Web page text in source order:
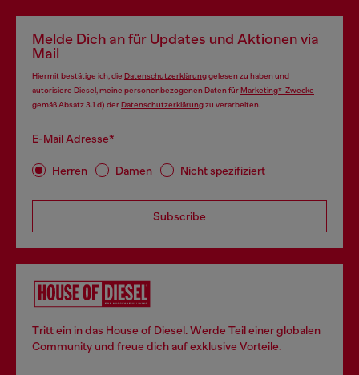
Melde Dich an für Updates und Aktionen via
Mail
Hiermit bestätige ich, die Datenschutzerklärunggelesen zu haben und
autorisiere Diesel, meine personenbezogenen Daten fürMarketing*-Zwecke
gemäß Absatz 3.1 d) derDatenschutzerklärungzu verarbeiten.
E-Mail Adresse*
Herren Damen Nicht spezifiziert
Subscribe
Tritt ein in das House of Diesel. Werde Teil einer globalen
Community und freue dich auf exklusive Vorteile.